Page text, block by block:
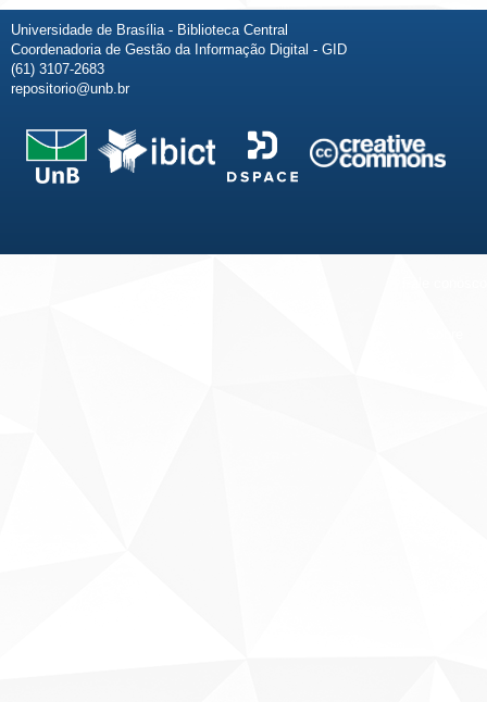
Universidade de Brasília - Biblioteca Central
Coordenadoria de Gestão da Informação Digital - GID
(61) 3107-2683
repositorio@unb.br